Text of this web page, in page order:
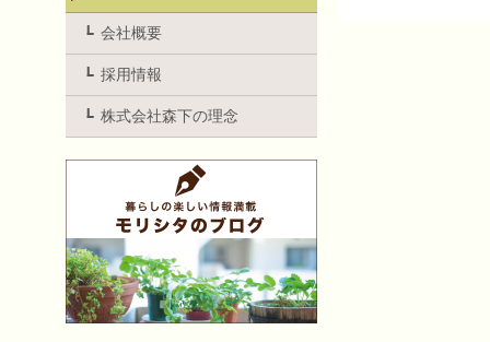
会社概要
採用情報
株式会社森下の理念